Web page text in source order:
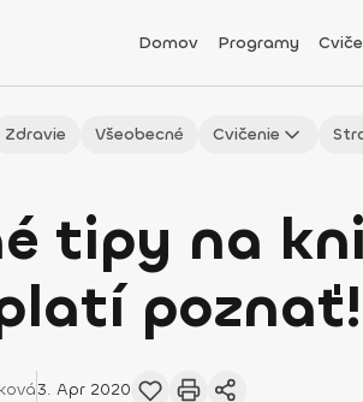
Domov Programy
Zdravie Všeobecné Cvičenie
tipy na
poznať!
3. Apr 2020